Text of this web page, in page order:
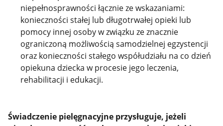
niepełnosprawności łącznie ze wskazaniami:
konieczności stałej lub długotrwałej opieki lub
pomocy innej osoby w związku ze znacznie
ograniczoną możliwością samodzielnej egzystencji
oraz konieczności stałego współudziału na co dzień
opiekuna dziecka w procesie jego leczenia,
rehabilitacji i edukacji.
Świadczenie pielęgnacyjne przysługuje, jeżeli